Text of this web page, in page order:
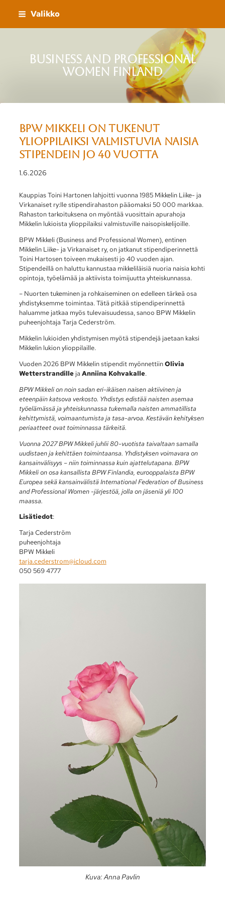
Siirry
sivun
sisältöön
Valikko
Business and Professional
Women Finland
BPW Mikkeli on tukenut
ylioppilaiksi valmistuvia naisia
stipendein jo 40 vuotta
1.6.2026
Kauppias Toini Hartonen lahjoitti vuonna 1985 Mikkelin Liike- ja
Virkanaiset ry:lle stipendirahaston pääomaksi 50 000 markkaa.
Rahaston tarkoituksena on myöntää vuosittain apurahoja
Mikkelin lukioista ylioppilaiksi valmistuville naisopiskelijoille.
BPW Mikkeli (Business and Professional Women), entinen
Mikkelin Liike- ja Virkanaiset ry, on jatkanut stipendiperinnettä
Toini Hartosen toiveen mukaisesti jo 40 vuoden ajan.
Stipendeillä on haluttu kannustaa mikkeliläisiä nuoria naisia kohti
opintoja, työelämää ja aktiivista toimijuutta yhteiskunnassa.
– Nuorten tukeminen ja rohkaiseminen on edelleen tärkeä osa
yhdistyksemme toimintaa. Tätä pitkää stipendiperinnettä
haluamme jatkaa myös tulevaisuudessa, sanoo BPW Mikkelin
puheenjohtaja Tarja Cederström.
Mikkelin lukioiden yhdistymisen myötä stipendejä jaetaan kaksi
Mikkelin lukion ylioppilaille.
Vuoden 2026 BPW Mikkelin stipendit myönnettiinOlivia
Wetterstrandilleja Anniina Kohvakalle.
BPW Mikkeli on noin sadan eri-ikäisen naisen aktiivinen ja
eteenpäin katsova verkosto. Yhdistys edistää naisten asemaa
työelämässä ja yhteiskunnassa tukemalla naisten ammatillista
kehittymistä, voimaantumista ja tasa-arvoa. Kestävän kehityksen
periaatteet ovat toiminnassa tärkeitä.
Vuonna 2027 BPW Mikkeli juhlii 80-vuotista taivaltaan samalla
uudistaen ja kehittäen toimintaansa. Yhdistyksen voimavara on
kansainvälisyys – niin toiminnassa kuin ajattelutapana. BPW
Mikkeli on osa kansallista BPW Finlandia, eurooppalaista BPW
Europea sekä kansainvälistä International Federation of Business
and Professional Women -järjestöä, jolla on jäseniä yli 100
maassa.
Lisätiedot:
Tarja Cederström
puheenjohtaja
BPW Mikkeli
tarja.cederstrom@icloud.com
050 569 4777
Kuva: Anna Pavlin